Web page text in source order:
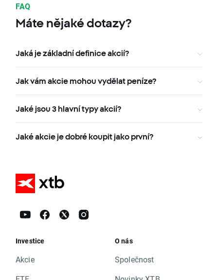
FAQ
Máte nějaké dotazy?
Jaká je základní definice akcií?
Jak vám akcie mohou vydělat peníze?
Jaké jsou 3 hlavní typy akcií?
Jaké akcie je dobré koupit jako první?
Investice
Akcie
O nás
Společnost